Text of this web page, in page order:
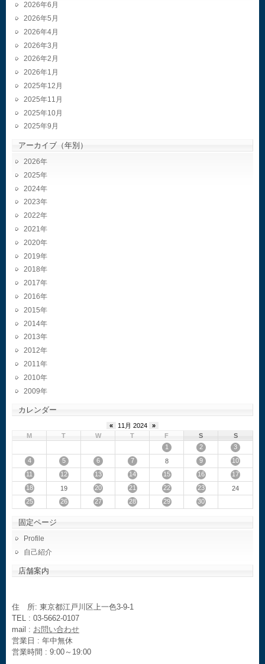
2026年6月
2026年5月
2026年4月
2026年3月
2026年2月
2026年1月
2025年12月
2025年11月
2025年10月
2025年9月
アーカイブ（年別）
2026
2025
2024
2023
2022
2021
2020
2019
2018
2017
2016
2015
2014
2013
2012
2011
2010
2009
カレンダー
« 11月 2024
»
M
T W T F S
S
1
2
3
4
5 6 7 8 9
10
11
12 13 14 15 16
17
18
19 20 21 22 23
24
25
26 27 28 29 30
固定ページ
Profile
自己紹介
店舗案内
住 所: 東京都江戸川区上一色3-9-1
TEL : 03-5662-0107
mail : お問い合わせ
営業日 : 年中無休
営業時間 : 9:00～19:00